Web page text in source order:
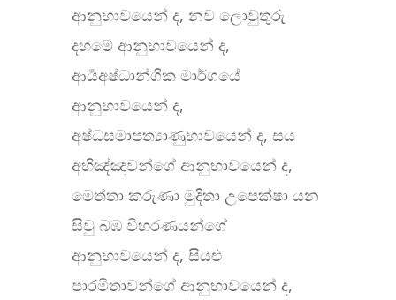
ආනුභාවයෙන් ද, නව ලොවුතුරු
දහමේ ආනුභාවයෙන් ද,
ආර්‍යඅෂ්ධාන්ගික මාර්ගයේ
ආනුභාවයෙන් ද,
අෂ්ධසමාපත්‍යාණුභාවයෙන් ද, සය
අභිඤ්ඤාවන්ගේ ආනුභාවයෙන් ද,
මෙත්තා කරුණා මුදිතා උපෙක්ෂා යන
සිවු බඹ විහරණයන්ගේ
ආනුභාවයෙන් ද, සියළු
පාරමිතාවන්ගේ ආනුභාවයෙන් ද,